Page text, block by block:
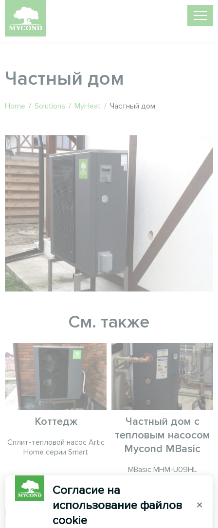
Частный дом
Home / Solutions / MyHeat / Частный дом
См. также
Коттедж
Сплит-тепловой насос Artic
Home серии Smart
Частный дом с
тепловым насосом
Mycond MBasic
MBasic MHM-U09HL
работает в паре с буферной
Согласие на
использование файлов
cookie
×